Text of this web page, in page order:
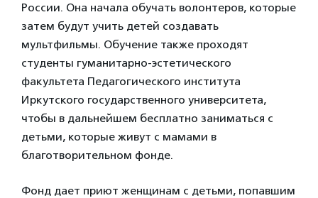
России. Она начала обучать волонтеров, которые
затем будут учить детей создавать
мультфильмы. Обучение также проходят
студенты гуманитарно-эстетического
факультета Педагогического института
Иркутского государственного университета,
чтобы в дальнейшем бесплатно заниматься с
детьми, которые живут с мамами в
благотворительном фонде.
Фонд дает приют женщинам с детьми, попавшим